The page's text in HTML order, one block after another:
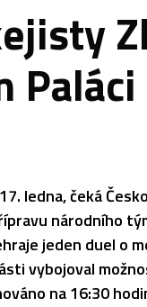
Paláci
ledna, čeká
národního
jeden duel o
vybojoval
na 16:30